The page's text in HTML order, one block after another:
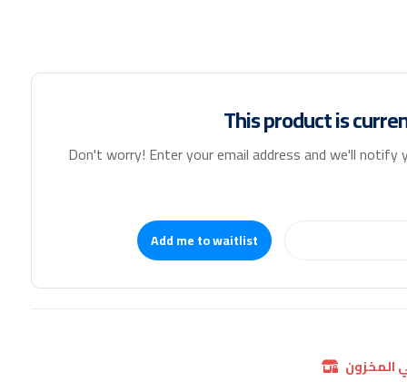
This product is
Don't worry! Enter your email address and we'll notify
Add me to waitlist
المخزون